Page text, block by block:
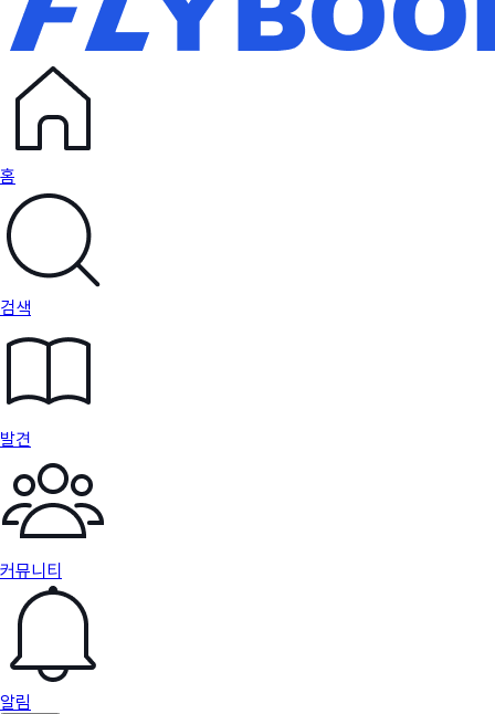
홈
검색
발견
커뮤니티
알림